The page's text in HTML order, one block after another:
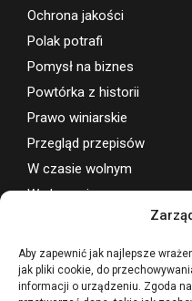
Aby zapewnić jak najlepsze
jak pliki cookie, do
informacji o urządzeniu. Zgoda
Ochrona jakości
Polak potrafi
Pomysł na biznes
Powtórka z historii
Prawo winiarskie
Przegląd przepisów
W czasie wolnym
Wydarzenia
Wsparcie projektu